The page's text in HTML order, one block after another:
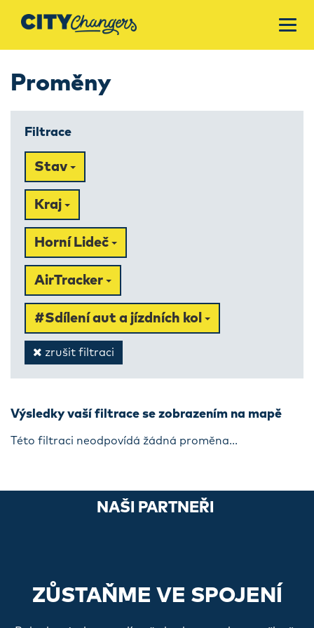
Proměny
Filtrace
Stav
Kraj
Horní Lideč
AirTracker
#Sdílení aut a jízdních kol
zrušit filtraci
Výsledky vaší filtrace se zobrazením na mapě
Této filtraci neodpovídá žádná proměna...
NAŠI PARTNEŘI
ZŮSTAŇME VE SPOJENÍ